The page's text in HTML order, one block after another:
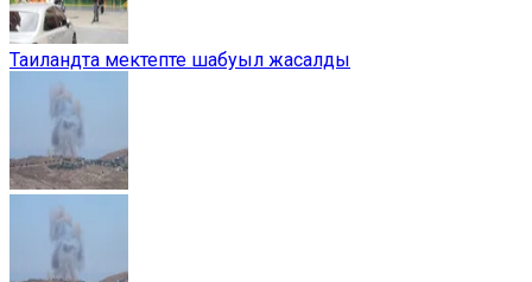
Таиландта мектепте шабуыл жасалды